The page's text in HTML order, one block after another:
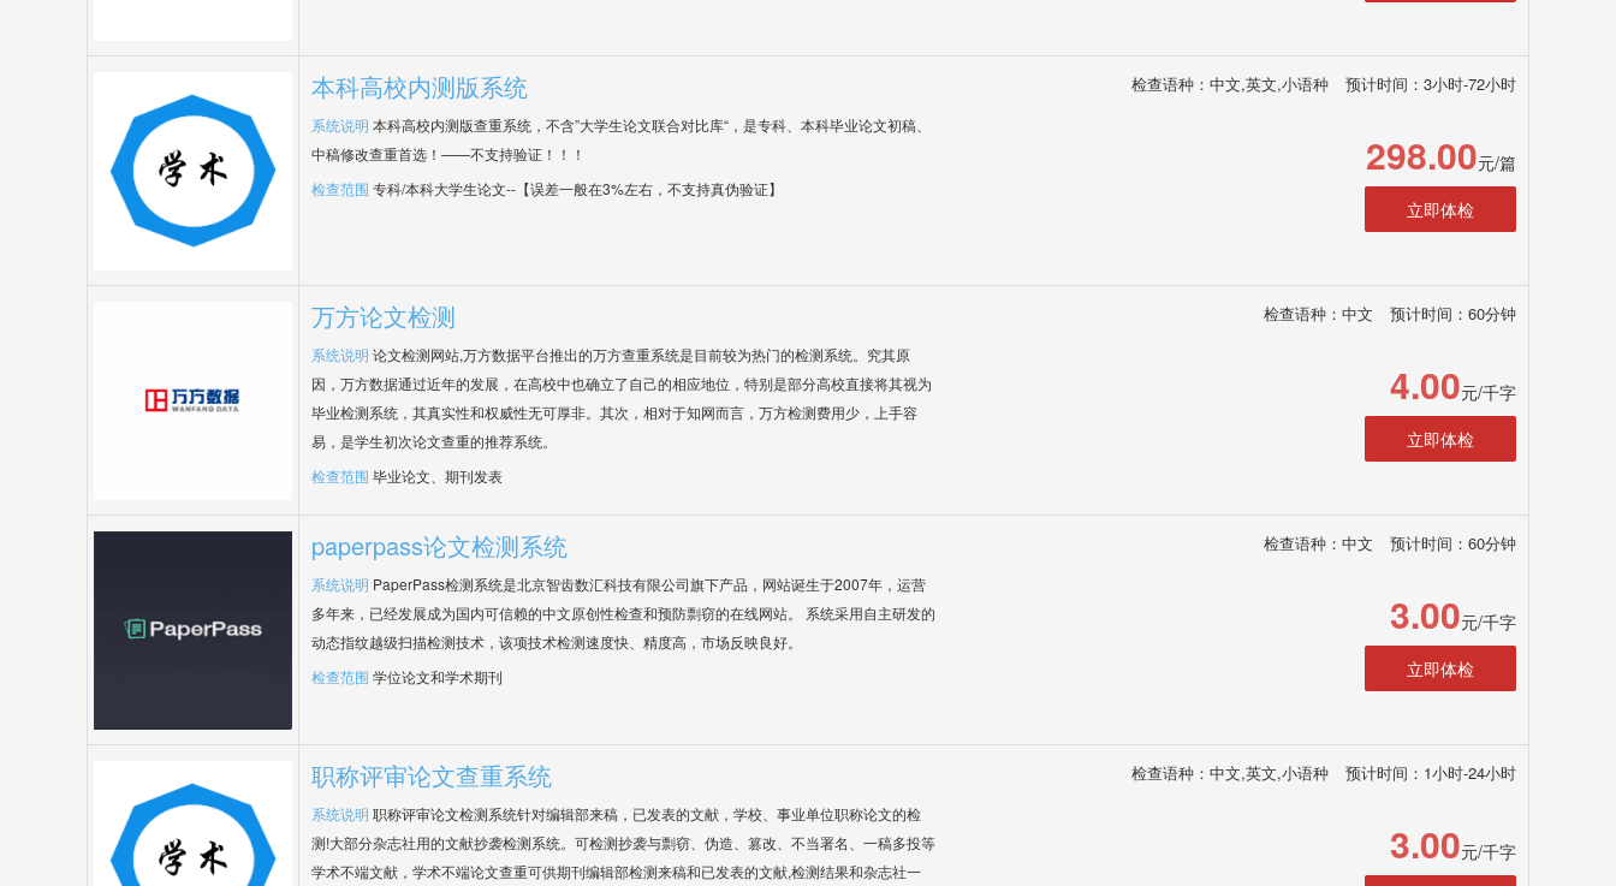
本科高校内测版系统 检查语种：中文,英文,小语种 预计时间：3小时-72小时
系统说明 本科高校内测版查重系统，不含”大学生论文联合对比库“，是专科、本科毕业论文初稿、
中稿修改查重首选！——不支持验证！！！
检查范围 专科/本科大学生论文--【误差一般在3%左右，不支持真伪验证】
298.00元/篇
立即体检
万方论文检测 检查语种：中文 预计时间：60分钟
系统说明 论文检测网站,万方数据平台推出的万方查重系统是目前较为热门的检测系统。究其原
因，万方数据通过近年的发展，在高校中也确立了自己的相应地位，特别是部分高校直接将其视为
毕业检测系统，其真实性和权威性无可厚非。其次，相对于知网而言，万方检测费用少，上手容
易，是学生初次论文查重的推荐系统。
检查范围 毕业论文、期刊发表
4.00元/千字
立即体检
paperpass论文检测系统 检查语种：中文 预计时间：60分钟
系统说明 PaperPass检测系统是北京智齿数汇科技有限公司旗下产品，网站诞生于2007年，运营
多年来，已经发展成为国内可信赖的中文原创性检查和预防剽窃的在线网站。 系统采用自主研发的
动态指纹越级扫描检测技术，该项技术检测速度快、精度高，市场反映良好。
检查范围 学位论文和学术期刊
3.00元/千字
立即体检
职称评审论文查重系统 检查语种：中文,英文,小语种 预计时间：1小时-24小时
系统说明 职称评审论文检测系统针对编辑部来稿，已发表的文献，学校、事业单位职称论文的检
测!大部分杂志社用的文献抄袭检测系统。可检测抄袭与剽窃、伪造、篡改、不当署名、一稿多投等
学术不端文献，学术不端论文查重可供期刊编辑部检测来稿和已发表的文献,检测结果和杂志社一
3.00元/千字